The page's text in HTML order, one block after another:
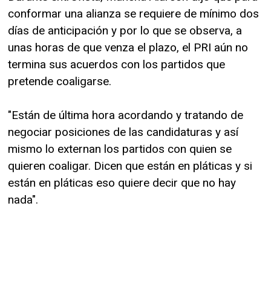
conformar una alianza se requiere de mínimo dos
días de anticipación y por lo que se observa, a
unas horas de que venza el plazo, el PRI aún no
termina sus acuerdos con los partidos que
pretende coaligarse.
"Están de última hora acordando y tratando de
negociar posiciones de las candidaturas y así
mismo lo externan los partidos con quien se
quieren coaligar. Dicen que están en pláticas y si
están en pláticas eso quiere decir que no hay
nada".